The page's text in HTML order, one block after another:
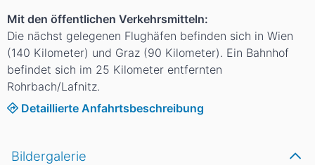
Mit den öffentlichen Verkehrsmitteln:
Die nächst gelegenen Flughäfen befinden sich in Wien
(140 Kilometer) und Graz (90 Kilometer). Ein Bahnhof
befindet sich im 25 Kilometer entfernten
Rohrbach/Lafnitz.
Detaillierte Anfahrtsbeschreibung
Bildergalerie